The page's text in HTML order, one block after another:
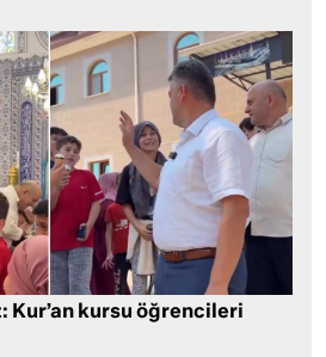
Kur’an kursu öğrencileri